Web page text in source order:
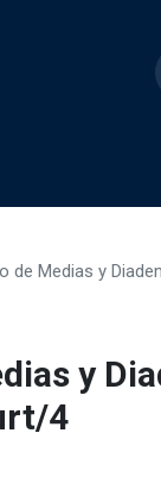
de Medias y
y
4